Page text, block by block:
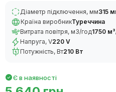
Діаметр підключення, мм315
Країна виробникТуреччина
Витрата повітря, м3/год1750
Напруга, V220 V
Потужність, Вт210 Вт
Є в наявності